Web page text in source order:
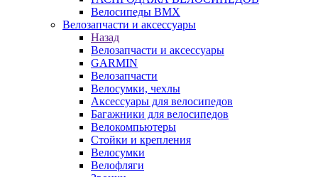
Велосипеды BMX
Велозапчасти и аксессуары
Назад
Велозапчасти и аксессуары
GARMIN
Велозапчасти
Велосумки, чехлы
Аксессуары для велосипедов
Багажники для велосипедов
Велокомпьютеры
Стойки и крепления
Велосумки
Велофляги